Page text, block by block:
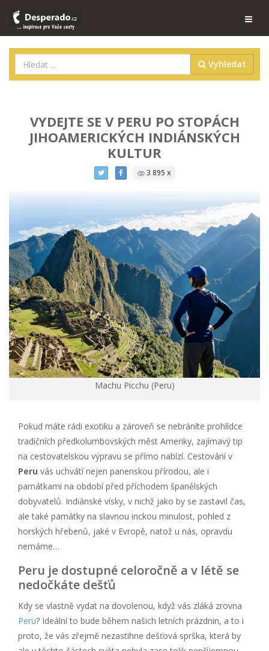
Vyhledat
VYDEJTE SE V PERU PO STOPÁCH
JIHOAMERICKÝCH INDIÁNSKÝCH
KULTUR
3 895 x
Machu Picchu (Peru)
Pokud máte rádi exotiku a zároveň se nebráníte prohlídce
tradičních předkolumbovských měst Ameriky, zajímavý tip
na cestovatelskou výpravu se přímo nabízí. Cestování v
Peru vás uchvátí nejen panenskou přírodou, ale i
památkami na období před příchodem španělských
dobyvatelů. Indiánské vísky, v nichž jako by se zastavil čas,
ale také památky na slavnou inckou minulost, pohled z
horských hřebenů, jaké v Evropě, natož u nás, opravdu
nemáme…
Peru je dostupné celoročně a v létě se
nedočkáte dešťů
Kdy se vlastně vydat na dovolenou, když vás zláká zrovna
Peru? Ideální to bude během našich letních prázdnin, a to i
proto, že vás zřejmě nezastihne dešťová sprška, která by